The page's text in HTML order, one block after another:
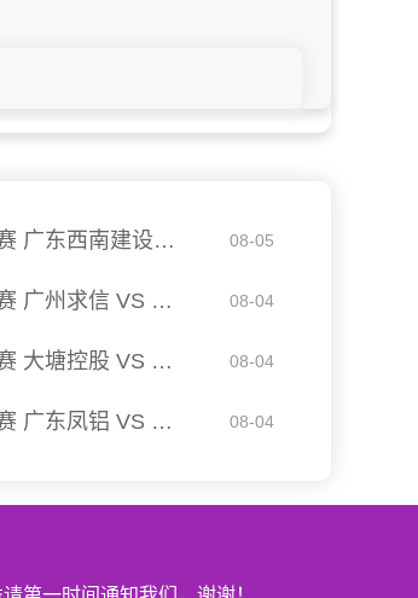
08月04日 佛山西甲足球联赛32强淘汰赛 广东西南建设 VS 香港圣徒 全场录像 08-05
08月03日 佛山西甲足球联赛32强淘汰赛 广州求信 VS 顺德新青年 全场录像 08-04
08月03日 佛山西甲足球联赛32强淘汰赛 大塘控股 VS 茂名市点都得 全场录像 08-04
08月03日 佛山西甲足球联赛32强淘汰赛 广东凤铝 VS 湛江八部科技 全场录像 08-04